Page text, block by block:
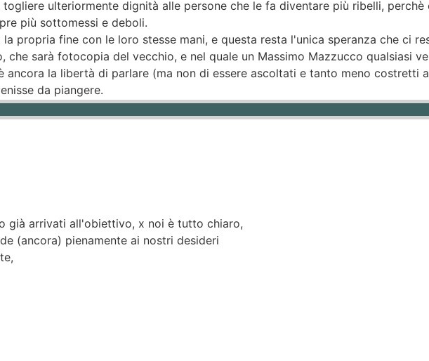
ulteriormente dignità alle persone che le fa diventare più ribelli,
più sottomessi e deboli.
propria fine con le loro stesse mani, e questa resta l'unica speranza che ci
che sarà fotocopia del vecchio, e nel quale un Massimo Mazzucco qualsiasi
ancora la libertà di parlare (ma non di essere ascoltati e tanto meno costretti
da piangere.
già arrivati all'obiettivo, x noi è tutto chiaro,
(ancora) pienamente ai nostri desideri